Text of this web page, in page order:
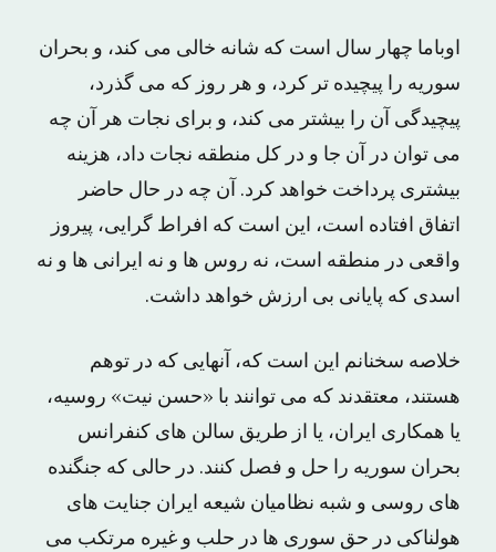
اوباما چهار سال است که شانه خالی می کند، و بحران
سوریه را پیچیده تر کرد، و هر روز که می گذرد،
پیچیدگی آن را بیشتر می کند، و برای نجات هر آن چه
می توان در آن جا و در کل منطقه نجات داد، هزینه
بیشتری پرداخت خواهد کرد. آن چه در حال حاضر
اتفاق افتاده است، این است که افراط گرایی، پیروز
واقعی در منطقه است، نه روس ها و نه ایرانی ها و نه
اسدی که پایانی بی ارزش خواهد داشت.
خلاصه سخنانم این است که، آنهایی که در توهم
هستند، معتقدند که می توانند با «حسن نیت» روسیه،
یا همکاری ایران، یا از طریق سالن های کنفرانس
بحران سوریه را حل و فصل کنند. در حالی که جنگنده
های روسی و شبه نظامیان شیعه ایران جنایت های
هولناکی در حق سوری ها در حلب و غیره مرتکب می